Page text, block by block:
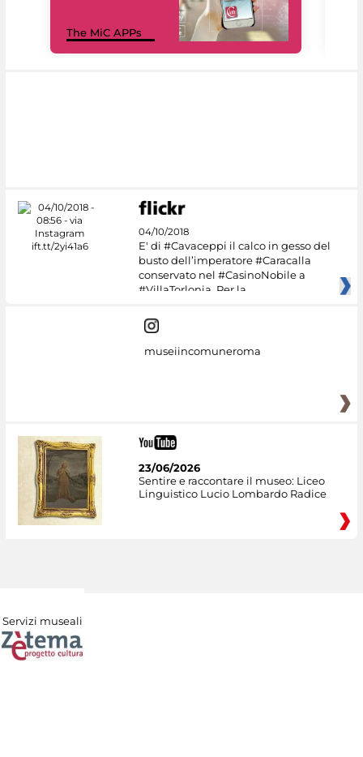
The MiC APPs
04/10/2018
E' di #Cavaceppi il calco in gesso del
busto dell’imperatore #Caracalla
conservato nel #CasinoNobile a
#VillaTorlonia. Per la
museiincomuneroma
23/06/2026
Sentire e raccontare il museo: Liceo
Linguistico Lucio Lombardo Radice
Servizi museali